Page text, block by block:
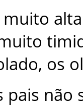
muito alta
, os
pais não